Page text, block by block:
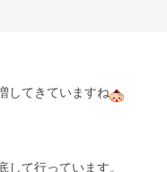
してきていますね
て行っています。